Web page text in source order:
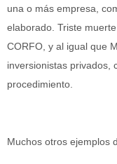
una o más empresa,
elaborado. Triste
CORFO, y al igual que
inversionistas privados,
procedimiento.
Muchos otros ejemplos